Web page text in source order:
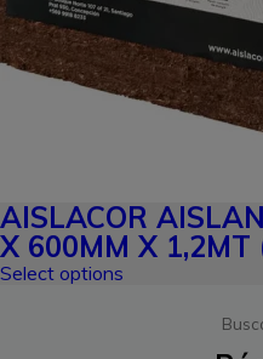
AISLACOR
X 600MM X 1,2MT
Select options